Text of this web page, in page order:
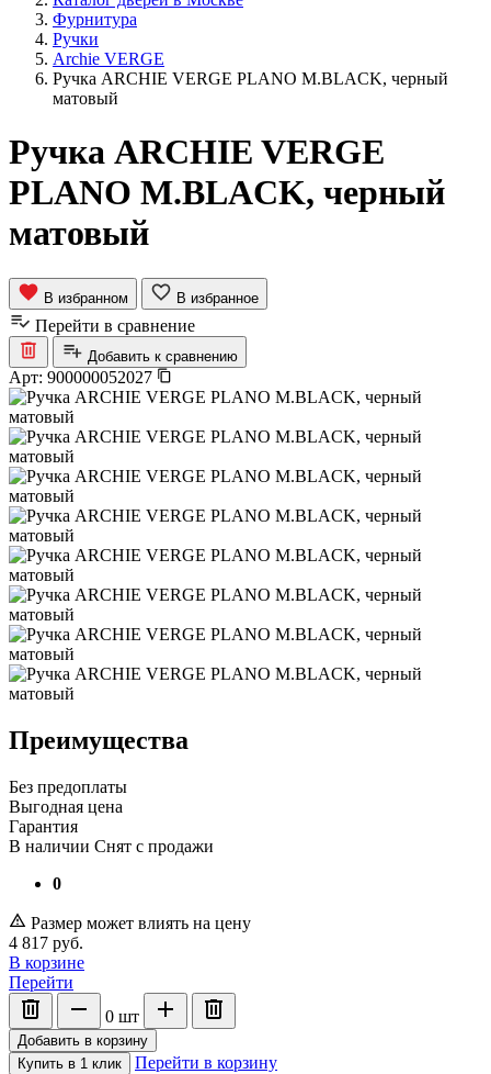
Фурнитура
Ручки
Archie VERGE
Ручка ARCHIE VERGE PLANO M.BLACK, черный
матовый
Ручка ARCHIE VERGE
PLANO M.BLACK, черный
матовый
В избранном В избранное
Перейти в сравнение
Добавить к сравнению
Арт: 900000052027
Преимущества
Без предоплаты
Выгодная цена
Гарантия
В наличии Снят с продажи
0
Размер может влиять на цену
4 817 руб.
В корзине
Перейти
0 шт
Добавить в корзину
Купить в 1 клик
Перейти в корзину